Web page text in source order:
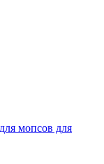
мопсов для